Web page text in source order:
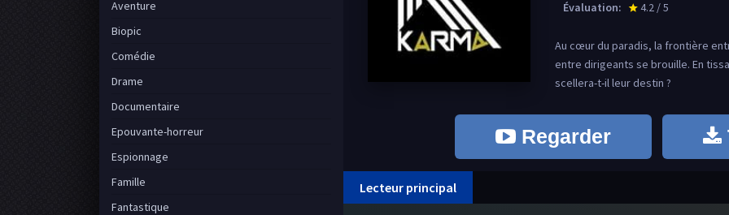
Évaluation:
star_rate
4.2 / 5
Au cœur du paradis, la frontière
entre dirigeants se brouille. En
scellera-t-il leur destin ?
Regarder
Lecteur principal
Aventure
Biopic
Comédie
Drame
Documentaire
Epouvante-horreur
Espionnage
Famille
Fantastique